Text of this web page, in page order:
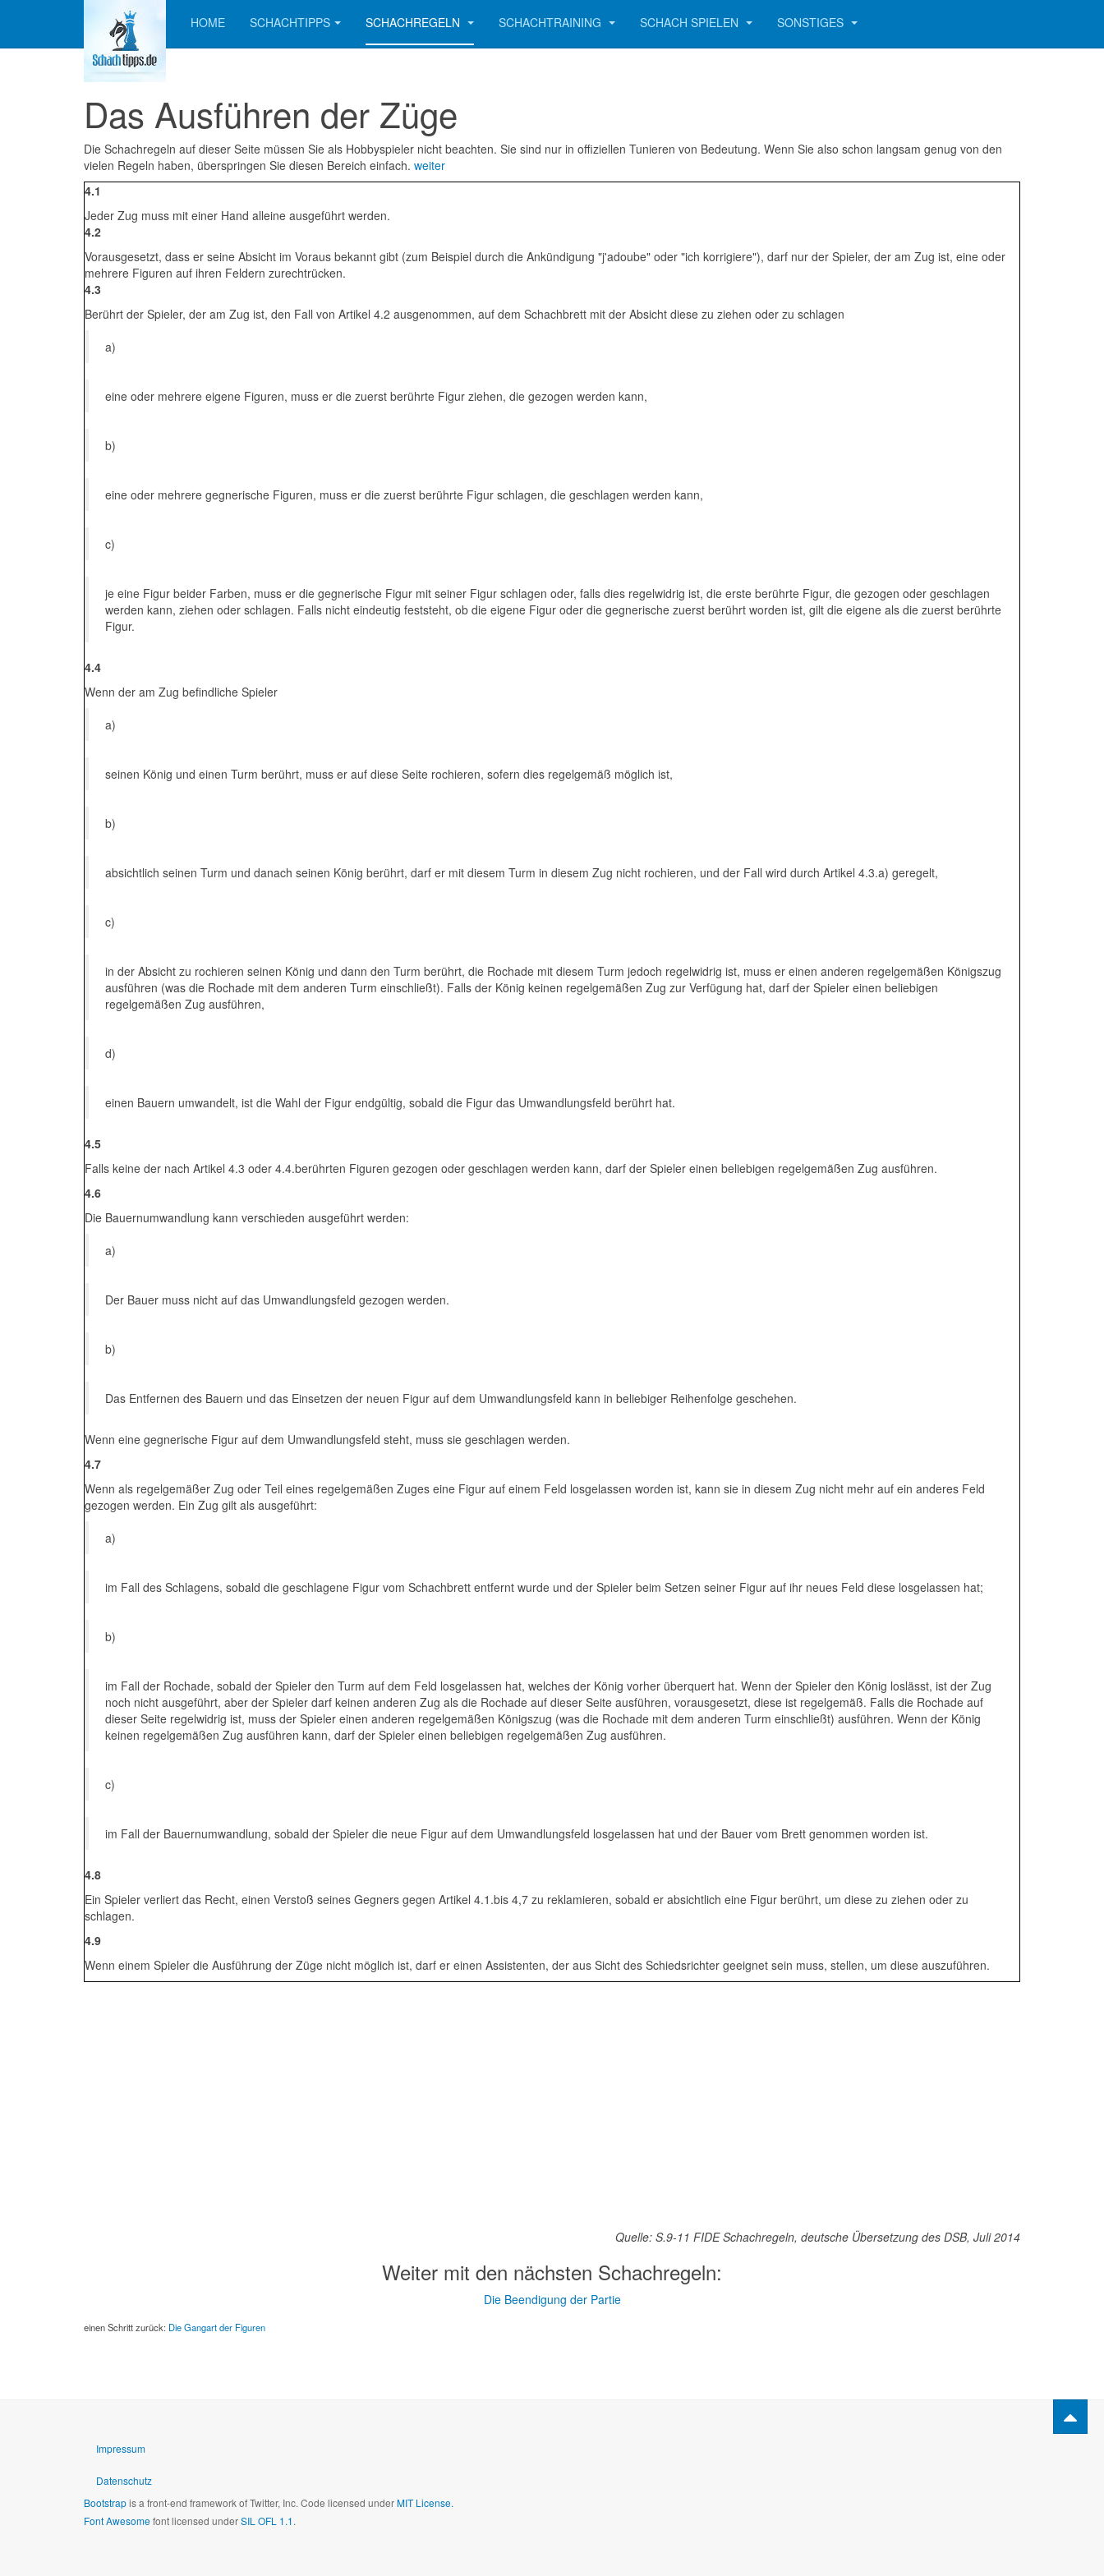
HOME SCHACHTIPPS SCHACHREGELN SCHACHTRAINING SCHACH SPIELEN SONSTIGES
Das Ausführen der Züge
Die Schachregeln auf dieser Seite müssen Sie als Hobbyspieler nicht beachten. Sie sind nur in offiziellen Tunieren von Bedeutung. Wenn Sie also schon langsam genug von den
vielen Regeln haben, überspringen Sie diesen Bereich einfach. weiter
4.1
Jeder Zug muss mit einer Hand alleine ausgeführt werden.
4.2
Vorausgesetzt, dass er seine Absicht im Voraus bekannt gibt (zum Beispiel durch die Ankündigung "j'adoube" oder "ich korrigiere"), darf nur der Spieler, der am Zug ist, eine oder
mehrere Figuren auf ihren Feldern zurechtrücken.
4.3
Berührt der Spieler, der am Zug ist, den Fall von Artikel 4.2 ausgenommen, auf dem Schachbrett mit der Absicht diese zu ziehen oder zu schlagen
a)
eine oder mehrere eigene Figuren, muss er die zuerst berührte Figur ziehen, die gezogen werden kann,
b)
eine oder mehrere gegnerische Figuren, muss er die zuerst berührte Figur schlagen, die geschlagen werden kann,
c)
je eine Figur beider Farben, muss er die gegnerische Figur mit seiner Figur schlagen oder, falls dies regelwidrig ist, die erste berührte Figur, die gezogen oder geschlagen
werden kann, ziehen oder schlagen. Falls nicht eindeutig feststeht, ob die eigene Figur oder die gegnerische zuerst berührt worden ist, gilt die eigene als die zuerst berührte
Figur.
4.4
Wenn der am Zug befindliche Spieler
a)
seinen König und einen Turm berührt, muss er auf diese Seite rochieren, sofern dies regelgemäß möglich ist,
b)
absichtlich seinen Turm und danach seinen König berührt, darf er mit diesem Turm in diesem Zug nicht rochieren, und der Fall wird durch Artikel 4.3.a) geregelt,
c)
in der Absicht zu rochieren seinen König und dann den Turm berührt, die Rochade mit diesem Turm jedoch regelwidrig ist, muss er einen anderen regelgemäßen Königszug
ausführen (was die Rochade mit dem anderen Turm einschließt). Falls der König keinen regelgemäßen Zug zur Verfügung hat, darf der Spieler einen beliebigen
regelgemäßen Zug ausführen,
d)
einen Bauern umwandelt, ist die Wahl der Figur endgültig, sobald die Figur das Umwandlungsfeld berührt hat.
4.5
Falls keine der nach Artikel 4.3 oder 4.4.berührten Figuren gezogen oder geschlagen werden kann, darf der Spieler einen beliebigen regelgemäßen Zug ausführen.
4.6
Die Bauernumwandlung kann verschieden ausgeführt werden:
a)
Der Bauer muss nicht auf das Umwandlungsfeld gezogen werden.
b)
Das Entfernen des Bauern und das Einsetzen der neuen Figur auf dem Umwandlungsfeld kann in beliebiger Reihenfolge geschehen.
Wenn eine gegnerische Figur auf dem Umwandlungsfeld steht, muss sie geschlagen werden.
4.7
Wenn als regelgemäßer Zug oder Teil eines regelgemäßen Zuges eine Figur auf einem Feld losgelassen worden ist, kann sie in diesem Zug nicht mehr auf ein anderes Feld
gezogen werden. Ein Zug gilt als ausgeführt:
a)
im Fall des Schlagens, sobald die geschlagene Figur vom Schachbrett entfernt wurde und der Spieler beim Setzen seiner Figur auf ihr neues Feld diese losgelassen hat;
b)
im Fall der Rochade, sobald der Spieler den Turm auf dem Feld losgelassen hat, welches der König vorher überquert hat. Wenn der Spieler den König loslässt, ist der Zug
noch nicht ausgeführt, aber der Spieler darf keinen anderen Zug als die Rochade auf dieser Seite ausführen, vorausgesetzt, diese ist regelgemäß. Falls die Rochade auf
dieser Seite regelwidrig ist, muss der Spieler einen anderen regelgemäßen Königszug (was die Rochade mit dem anderen Turm einschließt) ausführen. Wenn der König
keinen regelgemäßen Zug ausführen kann, darf der Spieler einen beliebigen regelgemäßen Zug ausführen.
c)
im Fall der Bauernumwandlung, sobald der Spieler die neue Figur auf dem Umwandlungsfeld losgelassen hat und der Bauer vom Brett genommen worden ist.
4.8
Ein Spieler verliert das Recht, einen Verstoß seines Gegners gegen Artikel 4.1.bis 4,7 zu reklamieren, sobald er absichtlich eine Figur berührt, um diese zu ziehen oder zu
schlagen.
4.9
Wenn einem Spieler die Ausführung der Züge nicht möglich ist, darf er einen Assistenten, der aus Sicht des Schiedsrichter geeignet sein muss, stellen, um diese auszuführen.
Quelle: S.9-11 FIDE Schachregeln, deutsche Übersetzung des DSB, Juli 2014
Weiter mit den nächsten Schachregeln:
Die Beendigung der Partie
einen Schritt zurück: Die Gangart der Figuren
Impressum
Datenschutz
Bootstrapis a front-end framework of Twitter, Inc. Code licensed underMIT License.
Font Awesomefont licensed underSIL OFL 1.1.